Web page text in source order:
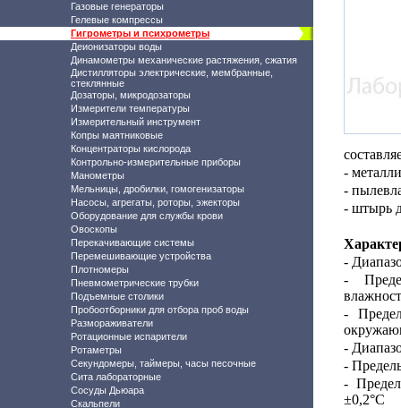
Газовые генераторы
Гелевые компрессы
Гигрометры и психрометры
Деионизаторы воды
Динамометры механические растяжения, сжатия
Дистилляторы электрические, мембранные,
стеклянные
Дозаторы, микродозаторы
Измерители температуры
Измерительный инструмент
Копры маятниковые
Концентраторы кислорода
Контрольно-измерительные приборы
Манометры
Мельницы, дробилки, гомогенизаторы
Насосы, агрегаты, роторы, эжекторы
Оборудование для службы крови
Овоскопы
Перекачивающие системы
Перемешивающие устройства
Плотномеры
Пневмометрические трубки
Подъемные столики
Пробоотборники для отбора проб воды
Размораживатели
Ротационные испарители
Ротаметры
Секундомеры, таймеры, часы песочные
Сита лабораторные
Сосуды Дьюара
Скальпели
-
-
- штырь
-
-
-
-
-
-
±0,2°С